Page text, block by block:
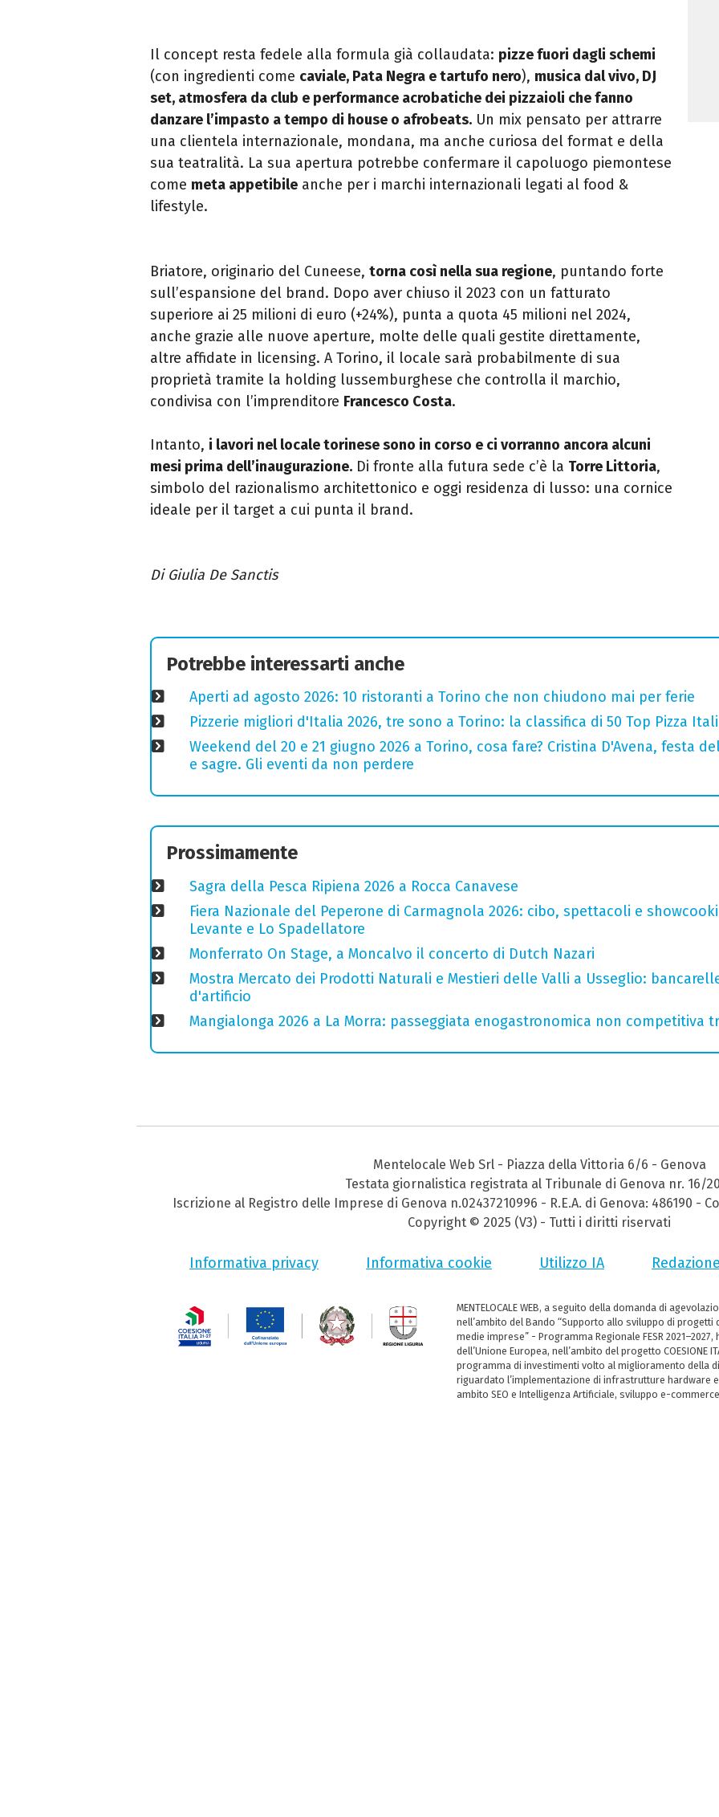
Il concept resta fedele alla formula già collaudata: pizze fuori dagli schemi
(con ingredienti come caviale, Pata Negra e tartufo nero), musica dal vivo, DJ
set, atmosfera da club e performance acrobatiche dei pizzaioli che fanno
danzare l’impasto a tempo di house o afrobeats. Un mix pensato per attrarre
una clientela internazionale, mondana, ma anche curiosa del format e della
sua teatralità. La sua apertura potrebbe confermare il capoluogo piemontese
come meta appetibile anche per i marchi internazionali legati al food &
lifestyle.
Briatore, originario del Cuneese, torna così nella sua regione, puntando forte
sull’espansione del brand. Dopo aver chiuso il 2023 con un fatturato
superiore ai 25 milioni di euro (+24%), punta a quota 45 milioni nel 2024,
anche grazie alle nuove aperture, molte delle quali gestite direttamente,
altre affidate in licensing. A Torino, il locale sarà probabilmente di sua
proprietà tramite la holding lussemburghese che controlla il marchio,
condivisa con l’imprenditore Francesco Costa.
Intanto, i lavori nel locale torinese sono in corso e ci vorranno ancora alcuni
mesi prima dell’inaugurazione. Di fronte alla futura sede c’è la Torre Littoria,
simbolo del razionalismo architettonico e oggi residenza di lusso: una cornice
ideale per il target a cui punta il brand.
Di Giulia De Sanctis
Potrebbe interessarti anche
Aperti ad agosto 2026: 10 ristoranti a Torino che non chiudono mai per ferie
Pizzerie migliori d'Italia 2026, tre sono a Torino: la classifica di 50 Top Pizza
Weekend del 20 e 21 giugno 2026 a Torino, cosa fare? Cristina D'Avena, festa
e sagre. Gli eventi da non perdere
Prossimamente
Sagra della Pesca Ripiena 2026 a Rocca Canavese
Fiera Nazionale del Peperone di Carmagnola 2026: cibo, spettacoli e
Levante e Lo Spadellatore
Monferrato On Stage, a Moncalvo il concerto di Dutch Nazari
Mostra Mercato dei Prodotti Naturali e Mestieri delle Valli a Usseglio:
d'artificio
Mangialonga 2026 a La Morra: passeggiata enogastronomica non competitiva
Mentelocale Web Srl - Piazza della Vittoria 6/6 - Genova
Testata giornalistica registrata al Tribunale di Genova nr. 16/
Iscrizione al Registro delle Imprese di Genova n.02437210996 - R.E.A. di Genova: 486190 -
Copyright © 2025 (V3) - Tutti i diritti riservati
Informativa privacy Informativa cookie Utilizzo IA
MENTELOCALE WEB, a seguito della domanda di
nell’ambito del Bando “Supporto allo sviluppo di
medie imprese” - Programma Regionale FESR
dell’Unione Europea, nell’ambito del progetto COESIONE
programma di investimenti volto al miglioramento della
riguardato l’implementazione di infrastrutture hardware
ambito SEO e Intelligenza Artificiale, sviluppo e-